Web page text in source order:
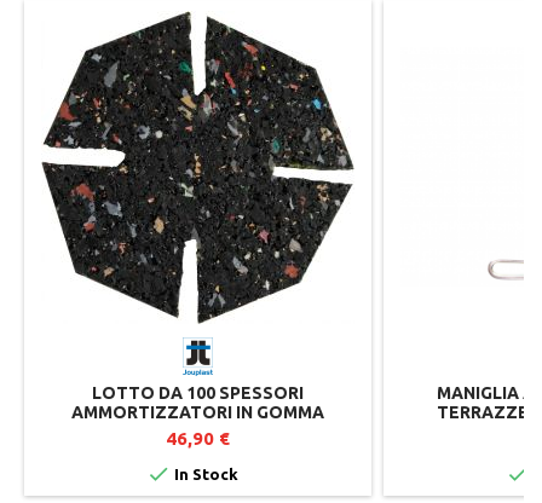
LOTTO DA 100 SPESSORI
AMMORTIZZATORI IN GOMMA
RICICLATA PER SUPPORTI TERRAZZA
46,90 €
 In Stock
MANIGLIA
TERRAZZE
